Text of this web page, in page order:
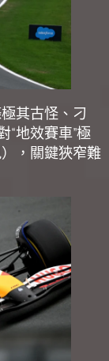
其古怪、刁
“地效賽車”極
，關鍵狹窄難